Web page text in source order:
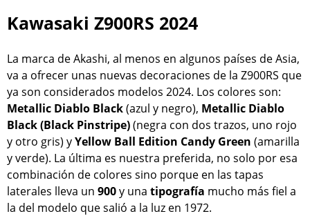
Kawasaki Z900RS 2024
La marca de Akashi, al menos en algunos países de Asia,
va a ofrecer unas nuevas decoraciones de la Z900RS que
ya son considerados modelos 2024. Los colores son:
Metallic Diablo Black(azul y negro), Metallic Diablo
Black (Black Pinstripe)(negra con dos trazos, uno rojo
y otro gris) yYellow Ball Edition Candy Green (amarilla
y verde). La última es nuestra preferida, no solo por esa
combinación de colores sino porque en las tapas
laterales lleva un 900y una tipografía mucho más fiel a
la del modelo que salió a la luz en 1972.